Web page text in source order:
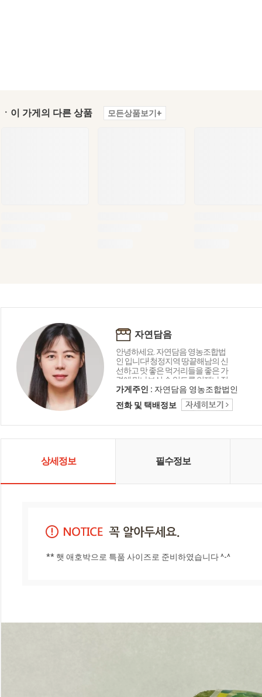
ㆍ이 가게의 다른 상품 모든상품보기+
자연담음
안녕하세요. 자연담음 영농조합법
인 입니다! 청정지역 땅끝해남의 신
선하고 맛 좋은 먹거리들을 좋은 가
격에 만나보실 수 있도록 언제나 정
직하게 운영하겠습니다!
가게주인 : 자연담음 영농조합법인
전화 및 택배정보
상세정보 필수정보
** 햇 애호박으로 특품 사이즈로 준비하였습니다 ^-^